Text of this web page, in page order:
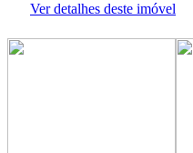
Ver detalhes deste imóvel